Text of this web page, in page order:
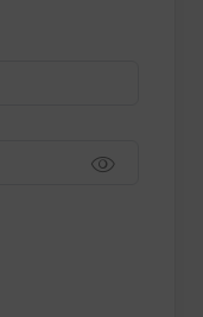
visibility